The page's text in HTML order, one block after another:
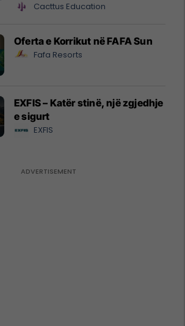
Cacttus Education
Oferta e Korrikut në FAFA Sun
Fafa Resorts
EXFIS – Katër stinë, një zgjedhje
e sigurt
EXFIS